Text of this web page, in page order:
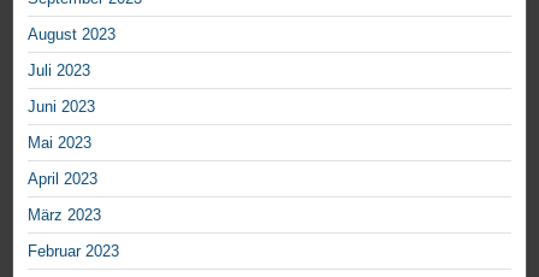
August 2023
Juli 2023
Juni 2023
Mai 2023
April 2023
März 2023
Februar 2023